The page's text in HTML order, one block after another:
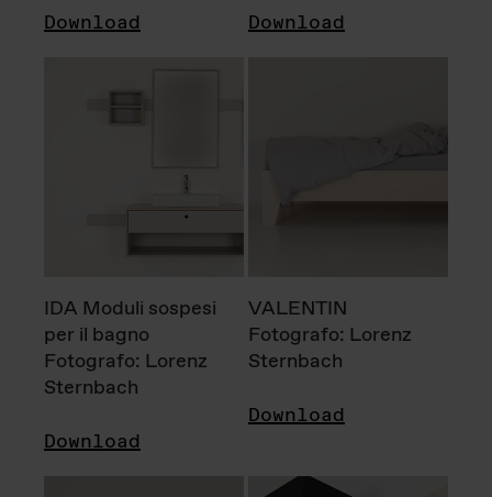
Download Download
IDA Moduli sospesi
per il bagno
Fotografo: Lorenz
Sternbach
Download
VALENTIN
Fotografo: Lorenz
Sternbach
Download